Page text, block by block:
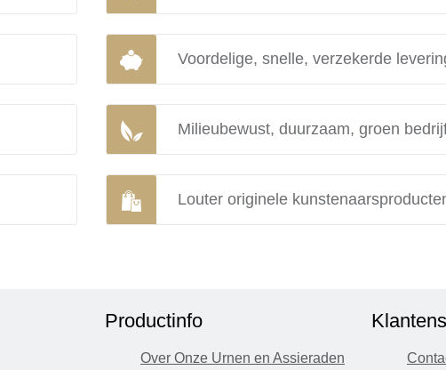
Voordelige, snelle, verzekerde
Milieubewust, duurzaam, groen
Louter originele
Productinfo
Over Onze Urnen en Assieraden